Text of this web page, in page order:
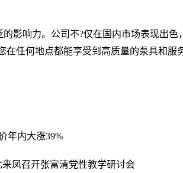
影响力。公司不?仅在国内市场表现出
在任何地点都能享受到高质量的泵具和服
年内大涨39%
凤召开张富清党性教学研讨会